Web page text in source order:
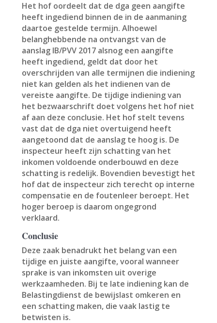
Het hof oordeelt dat de dga geen aangifte
heeft ingediend binnen de in de aanmaning
daartoe gestelde termijn. Alhoewel
belanghebbende na ontvangst van de
aanslag IB/PVV 2017 alsnog een aangifte
heeft ingediend, geldt dat door het
overschrijden van alle termijnen die indiening
niet kan gelden als het indienen van de
vereiste aangifte. De tijdige indiening van
het bezwaarschrift doet volgens het hof niet
af aan deze conclusie. Het hof stelt tevens
vast dat de dga niet overtuigend heeft
aangetoond dat de aanslag te hoog is. De
inspecteur heeft zijn schatting van het
inkomen voldoende onderbouwd en deze
schatting is redelijk. Bovendien bevestigt het
hof dat de inspecteur zich terecht op interne
compensatie en de foutenleer beroept. Het
hoger beroep is daarom ongegrond
verklaard.
Conclusie
Deze zaak benadrukt het belang van een
tijdige en juiste aangifte, vooral wanneer
sprake is van inkomsten uit overige
werkzaamheden. Bij te late indiening kan de
Belastingdienst de bewijslast omkeren en
een schatting maken, die vaak lastig te
betwisten is.